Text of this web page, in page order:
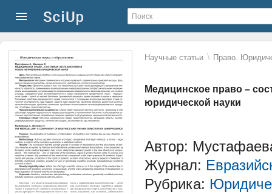
Научные статьи \ Право.
Медицинское право –
юридической науки
Автор:
Журнал:
Рубрика: